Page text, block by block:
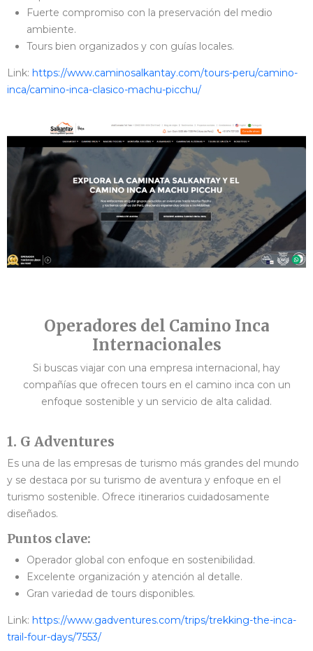
Fuerte compromiso con la preservación del medio
ambiente.
Tours bien organizados y con guías locales.
Link: https://www.caminosalkantay.com/tours-peru/camino-
inca/camino-inca-clasico-machu-picchu/
Operadores del Camino Inca
Internacionales
Si buscas viajar con una empresa internacional, hay
compañías que ofrecen tours en el camino inca con un
enfoque sostenible y un servicio de alta calidad.
1. G Adventures
Es una de las empresas de turismo más grandes del mundo
y se destaca por su turismo de aventura y enfoque en el
turismo sostenible. Ofrece itinerarios cuidadosamente
diseñados.
Puntos clave:
Operador global con enfoque en sostenibilidad.
Excelente organización y atención al detalle.
Gran variedad de tours disponibles.
Link: https://www.gadventures.com/trips/trekking-the-inca-
trail-four-days/7553/